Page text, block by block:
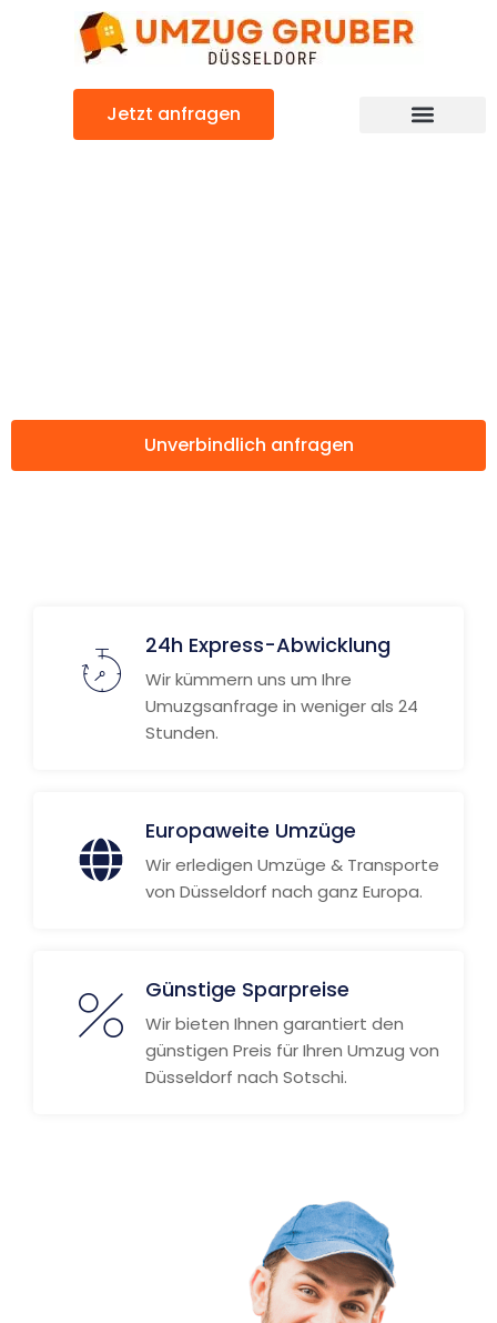
Jetzt anfragen
Unverbindlich anfragen
24h Express-Abwicklung
Wir kümmern uns um Ihre
Umuzgsanfrage in weniger als 24
Stunden.
Europaweite Umzüge
Wir erledigen Umzüge & Transporte
von Düsseldorf nach ganz Europa.
Günstige Sparpreise
Wir bieten Ihnen garantiert den
günstigen Preis für Ihren Umzug von
Düsseldorf nach Sotschi.